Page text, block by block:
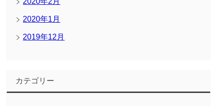
2020年1月
2019年12月
カテゴリー